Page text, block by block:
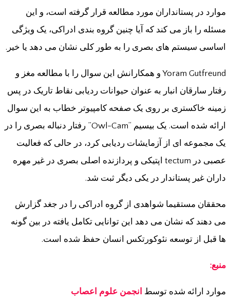
موارد در پستانداران مورد مطالعه قرار گرفته است، و این
مسئله را باز می کند که آیا چنین گروه بندی ادراکی، یک ویژگی
اساسی سیستم های بصری را به طور کلی نشان می دهد یا خیر.
Yoram Gutfreund و همکارانش این سوال را با مطالعه مغز و
رفتار سارقان انبار به عنوان حیوانات ردیابی نقاط تاریک در پس
زمینه خاکستری بر روی یک صفحه کامپیوتر خطاب به این سوال
ارائه شده است. یک بیسیم “Owl-Cam” رفتار دنباله بصری را در
یک مجموعه ای از آزمایشات ردیابی کرد، در حالی که فعالیت
عصبی در tectum اپتیکی و پردازنده اصلی بصری در غیر مهره
داران غیر پستاندار در یکی دیگر ثبت شد.
محققان مستقیما شواهدی از گروه ادراکی را در جغد گزارش
می دهند که نشان می دهد این توانایی تکامل یافته در بین گونه
ها قبل از توسعه نئوکورتکس انسان حفظ شده است.
منبع:
موارد ارائه شده توسط انجمن علوم اعصاب